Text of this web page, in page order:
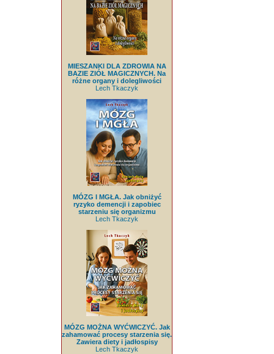
MIESZANKI DLA ZDROWIA NA
BAZIE ZIÓŁ MAGICZNYCH. Na
różne organy i dolegliwości
Lech Tkaczyk
MÓZG I MGŁA. Jak obniżyć
ryzyko demencji i zapobiec
starzeniu się organizmu
Lech Tkaczyk
MÓZG MOŻNA WYĆWICZYĆ. Jak
zahamować procesy starzenia się.
Zawiera diety i jadłospisy
Lech Tkaczyk